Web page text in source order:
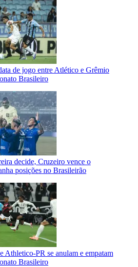
de jogo entre Atlético e Grêmio
Brasileiro
decide, Cruzeiro vence o
posições no Brasileirão
Athletico-PR se anulam e empatam
Brasileiro